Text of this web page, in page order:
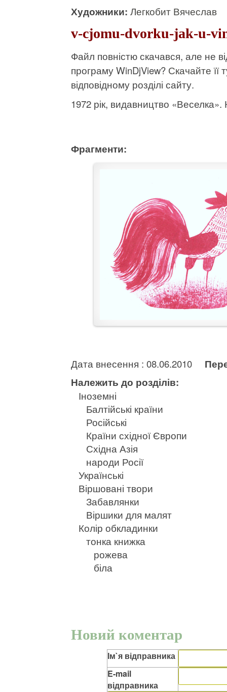
Художники: Легкобит Вячеслав
v-cjomu-dvorku-jak-u-
Файл повністю скачався, але не
програму WinDjView? Скачайте її
відповідному розділі сайту.
1972 рік, видавництво «Веселка».
Фрагменти:
Дата внесення : 08.06.2010
Належить до розділів:
Іноземні
Балтійські країни
Російські
Країни східної Європи
Східна Азія
народи Росії
Українські
Віршовані твори
Забавлянки
Віршики для малят
Колір обкладинки
тонка книжка
рожева
біла
Новий коментар
Ім`я відправника
E-mail
відправника